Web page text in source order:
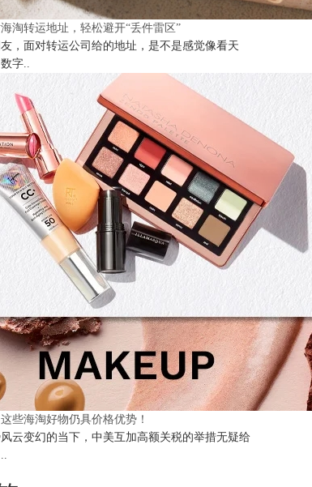
淘转运地址，轻松避开“丢件雷区”
，面对转运公司给的地址，是不是感觉像看天
字..
些海淘好物仍具价格优势！
云变幻的当下，中美互加高额关税的举措无疑给